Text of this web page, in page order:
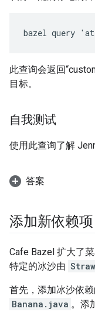
此查询会返回
目标。
自我测试
使用此查询了解
答案
添加新依赖项
Cafe Bazel 扩大了
特定的冰沙由
首先，添加冰沙依赖
Banana.java 。添